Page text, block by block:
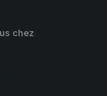
chez